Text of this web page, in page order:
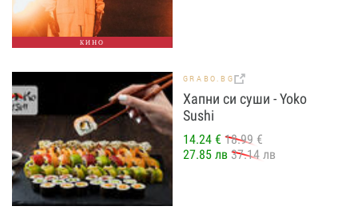
КИНО
GRABO.BG
Хапни си суши - Yoko
Sushi
14.24 € 18.99 €
27.85 лв 37.14 лв